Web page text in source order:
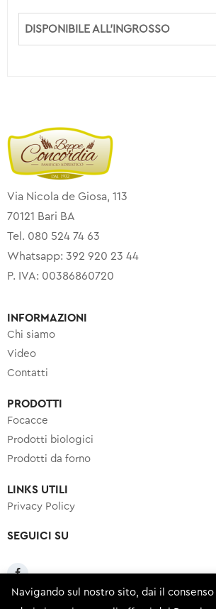
DISPONIBILE ALL’INGROSSO
Via Nicola de Giosa, 113
70121 Bari BA
Tel. 080 524 74 63
Whatsapp: 392 920 23 44
P. IVA: 00386860720
INFORMAZIONI
Chi siamo
Video
Contatti
PRODOTTI
Focacce
Prodotti biologici
Prodotti da forno
LINKS UTILI
Privacy Policy
SEGUICI SU
Navigando sul nostro sito, dai il